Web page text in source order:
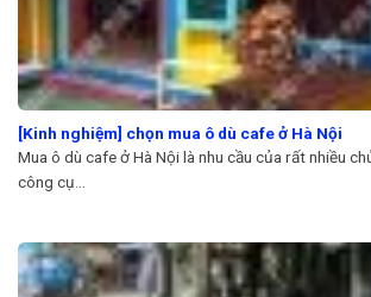
[Kinh nghiệm] chọn mua ô dù cafe ở Hà Nội
Mua ô dù cafe ở Hà Nội là nhu cầu của rất nhiều
công cụ...